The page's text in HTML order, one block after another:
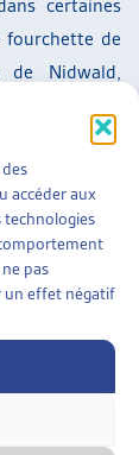
accéder aux
technologies
pas
un effet négatif
certaines
fourchette de
de Nidwald,
AFC :
à 2015,
de 754
milliards